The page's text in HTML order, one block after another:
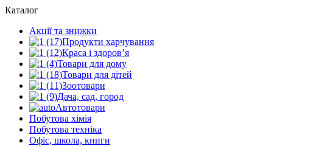
Каталог
Акції та знижки
Продукти харчування
Краса і здоров’я
Товари для дому
Товари для дітей
Зоотовари
Дача, сад, город
Автотовари
Побутова хімія
Побутова техніка
Офіс, школа, книги